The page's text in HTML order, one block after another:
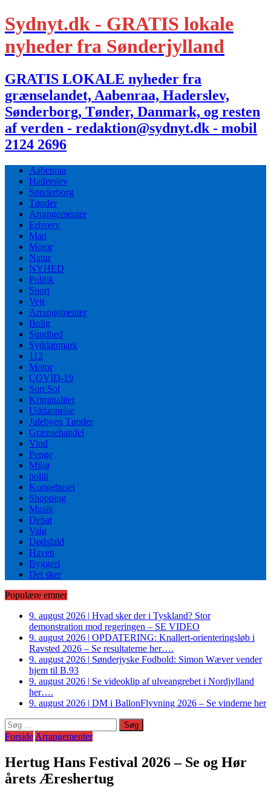
Sydnyt.dk - GRATIS lokale
nyheder fra Sønderjylland
GRATIS LOKALE nyheder fra
grænselandet, Aabenraa, Haderslev,
Sønderborg, Tønder, Danmark, og resten
af verden - redaktion@sydnyt.dk - mobil
2124 2696
Aabenraa
Haderslev
Sønderborg
Tønder
Arrangementer
Erhverv
Mad
Motor
Natur
NYHED
Politik
Sport
Vejr
Arrangementer
Bolig
Sundhed
Syddanmark
112
Motor
COVID-19
Sort Sol
Kriminalitet
Uddannelse
Julebyen Tønder
Grænsehandel
Vind
Penge
Miljø
politi
Kongehuset
Shopping
Musik
Debat
Valg
Dødsfald
Haven
Byggeri
Det sker
Populære emner
9. august 2026 | Hvad sker der i Tyskland? Stor
demonstration mod regeringen – SE VIDEO
9. august 2026 | OPDATERING: Knallert-orienteringsløb i
Ravsted 2026 – Se resultaterne her….
9. august 2026 | Sønderjyske Fodbold: Simon Wæver vender
hjem til B.93
9. august 2026 | Se videoklip af ulveangrebet i Nordjylland
her….
9. august 2026 | DM i BallonFlyvning 2026 – Se vinderne her
Søg
efter:
Forside Arrangementer
Hertug Hans Festival 2026 – Se og Hør
årets Æreshertug